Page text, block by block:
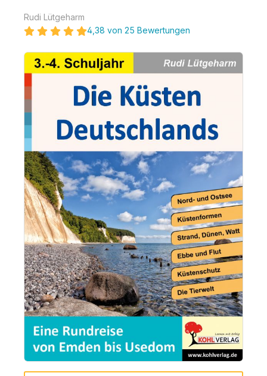
Rudi Lütgeharm
4,38 von 25 Bewertungen
Bildergalerie überspringen